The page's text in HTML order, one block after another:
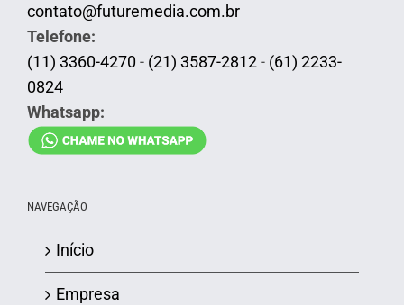
contato@futuremedia.com.br
Telefone:
(11) 3360-4270 - (21) 3587-2812- (61) 2233-
0824
Whatsapp:
NAVEGAÇÃO
Início
Empresa